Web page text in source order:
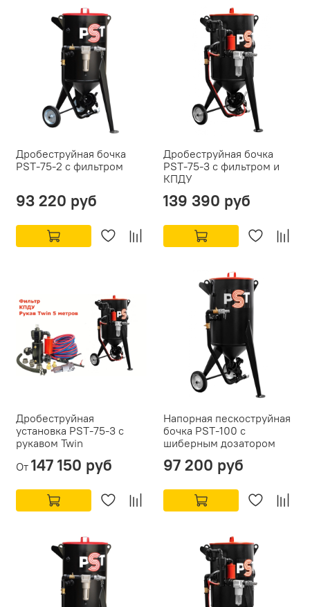
Дробеструйная бочка
PST-75-2 с фильтром
93 220 руб
Дробеструйная бочка
PST-75-3 с фильтром и
КПДУ
139 390 руб
Дробеструйная
установка PST-75-3 с
рукавом Twin
От 147 150 руб
Напорная пескоструйная
бочка PST-100 с
шиберным дозатором
97 200 руб